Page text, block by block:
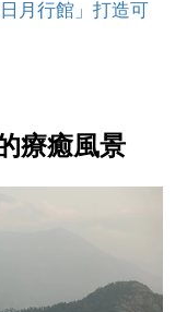
月行館」打造可
療癒風景